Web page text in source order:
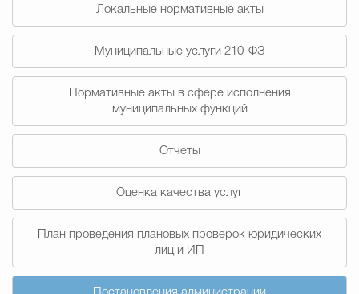
Дума городского округа
Новости Обращения граждан
Противодействие
Локальные нормативные акты
Муниципальные услуги 210-ФЗ
Нормативные акты в сфере исполнения
муниципальных функций
Отчеты
Оценка качества услуг
План проведения плановых проверок юридических
лиц и ИП